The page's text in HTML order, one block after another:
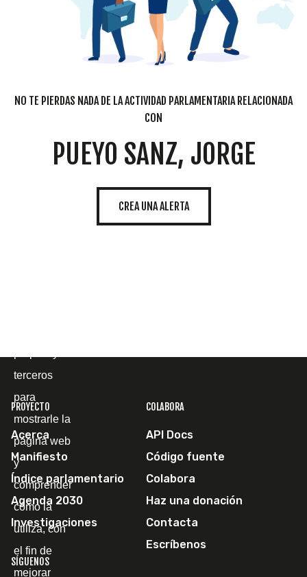
NO TE PIERDAS NADA DE LA ACTIVIDAD PARLAMENTARIA RELACIONADA
CON
PUEYO SANZ, JORGE
CREA UNA ALERTA
PROYECTO
Acerca
Manifiesto
Índice parlamentario
Agenda 2030
Investigaciones
COLABORA
API Docs
Código fuente
Colabora
Haz una donación
Contacta
Escríbenos
SÍGUENOS
terceros
para
mostrarle la
página web
y
comprender
cómo la
utiliza, con
el fin de
mejorar